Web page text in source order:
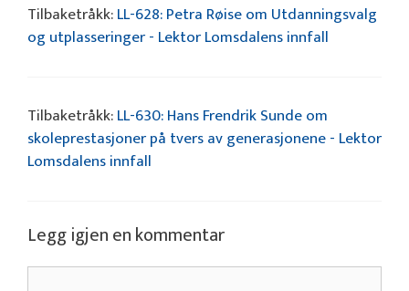
Tilbaketråkk:LL-628: Petra Røise om Utdanningsvalg
og utplasseringer - Lektor Lomsdalens innfall
Tilbaketråkk:LL-630: Hans Frendrik Sunde om
skoleprestasjoner på tvers av generasjonene - Lektor
Lomsdalens innfall
Legg igjen en kommentar